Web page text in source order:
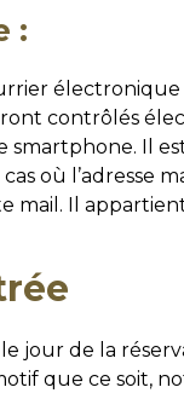
:
contrôlés
smartphone. Il
où
mail. Il
jour de la
que ce soit,